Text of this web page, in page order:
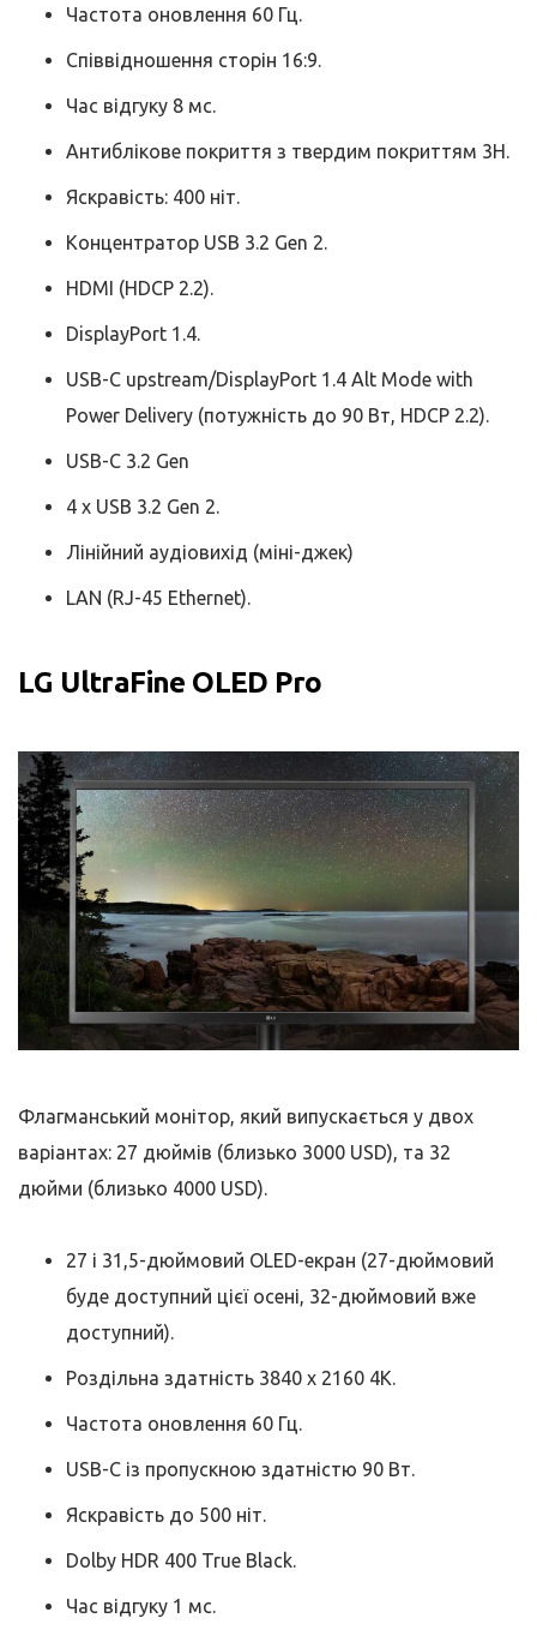
Частота оновлення 60 Гц.
Співвідношення сторін 16:9.
Час відгуку 8 мс.
Антиблікове покриття з твердим покриттям 3H.
Яскравість: 400 ніт.
Концентратор USB 3.2 Gen 2.
HDMI (HDCP 2.2).
DisplayPort 1.4.
USB-C upstream/DisplayPort 1.4 Alt Mode with
Power Delivery (потужність до 90 Вт, HDCP 2.2).
USB-C 3.2 Gen
4 x USB 3.2 Gen 2.
Лінійний аудіовихід (міні-джек)
LAN (RJ-45 Ethernet).
LG UltraFine OLED Pro
Флагманський монітор, який випускається у двох
варіантах: 27 дюймів (близько 3000 USD), та 32
дюйми (близько 4000 USD).
27 і 31,5-дюймовий OLED-екран (27-дюймовий
буде доступний цієї осені, 32-дюймовий вже
доступний).
Роздільна здатність 3840 x 2160 4K.
Частота оновлення 60 Гц.
USB-C із пропускною здатністю 90 Вт.
Яскравість до 500 ніт.
Dolby HDR 400 True Black.
Час відгуку 1 мс.